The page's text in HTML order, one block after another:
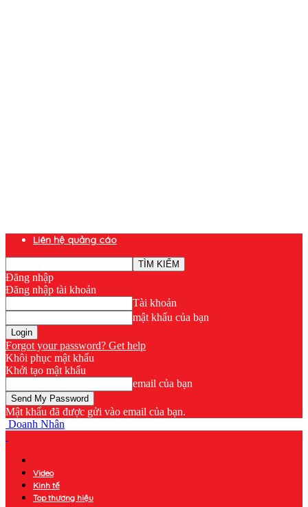
Liên hệ quảng cáo
Đăng nhập
Đăng nhập tài khoản
Tài khoản
mật khẩu của bạn
Forgot your password? Get help
Khôi phục mật khẩu
Khởi tạo mật khẩu
email của bạn
Mật khẩu đã được gửi vào email của bạn.
Doanh Nhân
Video
Kinh tế
Top thương hiệu